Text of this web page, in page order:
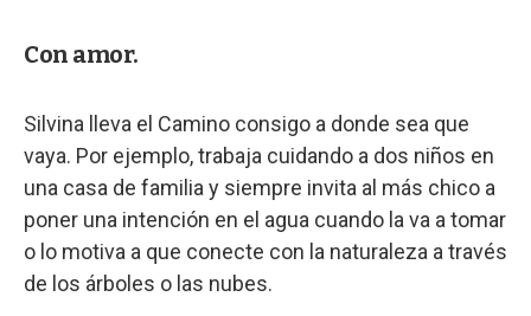
Con amor.
Silvina lleva el Camino consigo a donde sea que
vaya. Por ejemplo, trabaja cuidando a dos niños en
una casa de familia y siempre invita al más chico a
poner una intención en el agua cuando la va a tomar
o lo motiva a que conecte con la naturaleza a través
de los árboles o las nubes.